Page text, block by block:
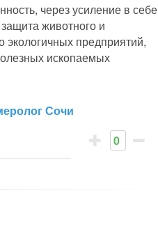
через усиление в себе
животного и
экологичных предприятий,
ископаемых
Сочи
0